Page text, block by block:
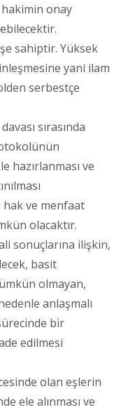
onay
sahiptir. Yüksek
yani ilam
serbestçe
sırasında
hazırlanması ve
hak ve menfaat
olacaktır.
sonuçlarına ilişkin,
basit
olmayan,
anlaşmalı
bir
edilmesi
olan eşlerin
ele alınması ve